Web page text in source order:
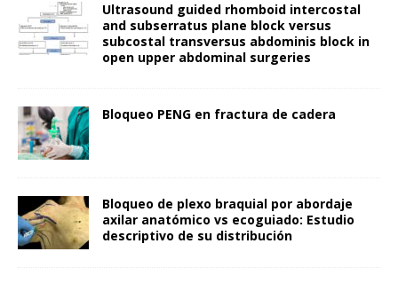
Ultrasound guided rhomboid intercostal
and subserratus plane block versus
subcostal transversus abdominis block in
open upper abdominal surgeries
Bloqueo PENG en fractura de cadera
Bloqueo de plexo braquial por abordaje
axilar anatómico vs ecoguiado: Estudio
descriptivo de su distribución